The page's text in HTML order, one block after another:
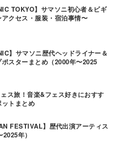
TOKYO】サマソニ初心者＆ビギ
クセス・服装・宿泊事情〜
】サマソニ歴代ヘッドライナー＆
スターまとめ（2000年〜2025
ス旅！音楽&フェス好きにおすす
トまとめ
FESTIVAL】歴代出演アーティス
年）